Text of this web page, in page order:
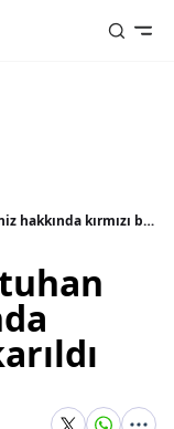
Yasa dışı bahis soruşturması: Batuhan Karadeniz hakkında kırmızı bülten çıkarıldı iddiası!